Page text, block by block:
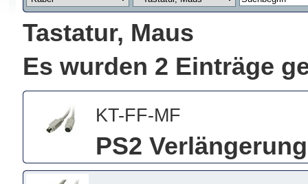
Tastatur, Maus
Es wurden 2 Einträge
KT-FF-MF
PS2